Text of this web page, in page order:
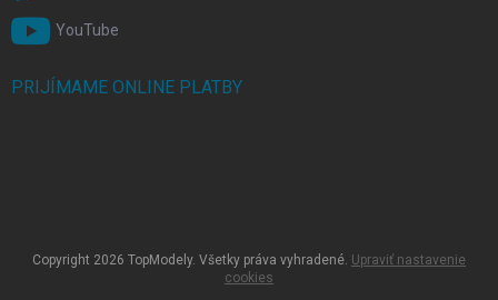
YouTube
PRIJÍMAME ONLINE PLATBY
Copyright 2026 TopModely. Všetky práva vyhradené. Upraviť nastavenie
cookies